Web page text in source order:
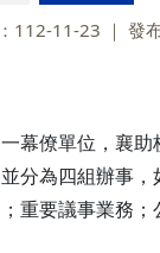
112-11-23 發
幕僚單位，襄
分為四組辦事
重要議事業務；